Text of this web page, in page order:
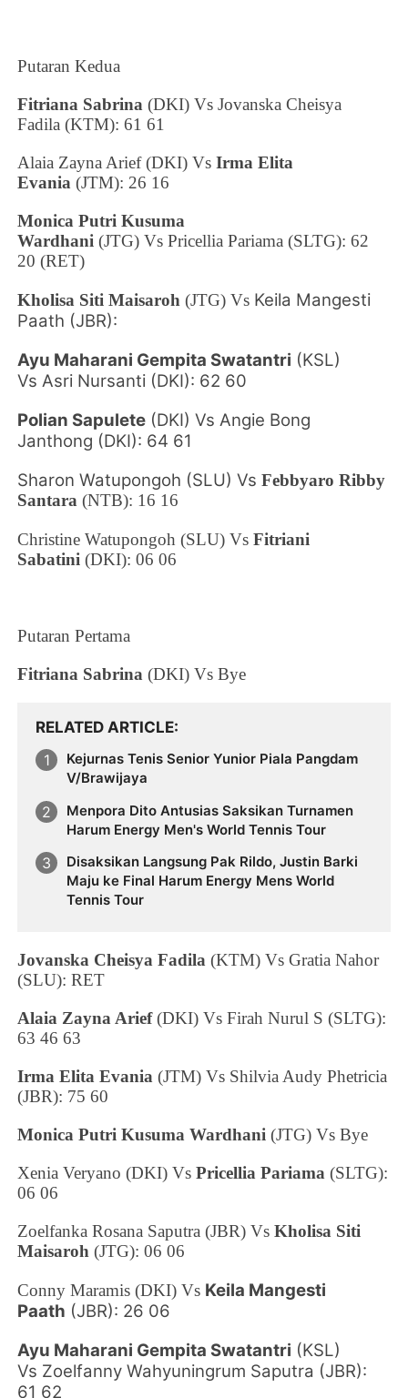
Putaran Kedua
Fitriana Sabrina (DKI) VsJovanska Cheisya
Fadila (KTM): 61 61
Alaia Zayna Arief (DKI) VsIrma Elita
Evania (JTM): 26 16
Monica Putri Kusuma
Wardhani (JTG)Vs Pricellia Pariama (SLTG): 62
20 (RET)
Kholisa Siti Maisaroh (JTG)Vs Keila Mangesti
Paath (JBR):
Ayu Maharani Gempita Swatantri (KSL)
VsAsri Nursanti (DKI): 62 60
Polian Sapulete (DKI)VsAngie Bong
Janthong (DKI): 64 61
Sharon Watupongoh (SLU) VsFebbyaro Ribby
Santara (NTB): 16 16
Christine Watupongoh (SLU) VsFitriani
Sabatini (DKI): 06 06
Putaran Pertama
Fitriana Sabrina (DKI) Vs Bye
RELATED ARTICLE
Kejurnas Tenis Senior Yunior Piala Pangdam
V/Brawijaya
Menpora Dito Antusias Saksikan Turnamen
Harum Energy Men's World Tennis Tour
Disaksikan Langsung Pak Rildo, Justin Barki
Maju ke Final Harum Energy Mens World
Tennis Tour
Jovanska Cheisya Fadila (KTM) Vs Gratia Nahor
(SLU): RET
Alaia Zayna Arief(DKI) Vs Firah Nurul S (SLTG):
63 46 63
Irma Elita Evania (JTM) Vs Shilvia Audy Phetricia
(JBR): 75 60
Monica Putri Kusuma Wardhani (JTG) Vs Bye
Xenia Veryano (DKI) VsPricellia Pariama (SLTG):
06 06
Zoelfanka Rosana Saputra (JBR) VsKholisa Siti
Maisaroh (JTG): 06 06
Conny Maramis (DKI) Vs Keila Mangesti
Paath (JBR): 26 06
Ayu Maharani Gempita Swatantri (KSL)
Vs Zoelfanny Wahyuningrum Saputra (JBR):
61 62